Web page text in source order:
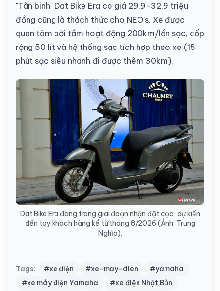
"Tân binh" Dat Bike Era có giá 29,9-32,9 triệu
đồng cũng là thách thức cho NEO's. Xe được
quan tâm bởi tầm hoạt động 200km/lần sạc, cốp
rộng 50 lít và hệ thống sạc tích hợp theo xe (15
phút sạc siêu nhanh đi được thêm 30km).
Dat Bike Era đang trong giai đoạn nhận đặt cọc, dự kiến
đến tay khách hàng kể từ tháng 8/2026 (Ảnh: Trung
Nghĩa).
Tags: #xe điện #xe-may-dien
#yamaha
#xe máy điện Yamaha
#xe điện Nhật Bản